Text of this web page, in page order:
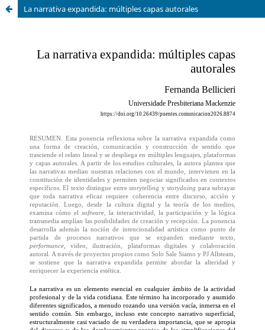
La narrativa expandida: múltiples capas autorales